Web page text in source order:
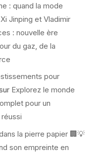
: quand la mode
Xi Jinping et Vladimir
: nouvelle ère
du gaz, de la
pour
Explorez le monde
pour un
la pierre papier 🏢💡
son empreinte en